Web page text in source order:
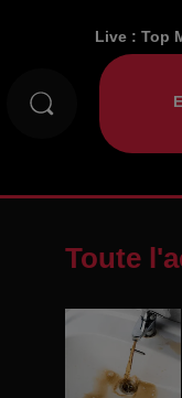
Live :Top
Toute